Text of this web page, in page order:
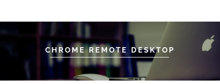
CHROME REMOTE DESKTOP